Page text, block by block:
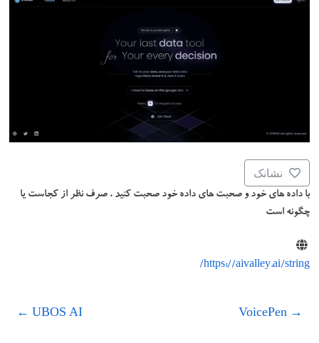
نشانک
با داده های خود و صحبت های داده خود صحبت کنید ، صرف نظر از کجاست یا
چگونه است
https://aivalley.ai/string/
→
VoicePen
UBOS AI
←